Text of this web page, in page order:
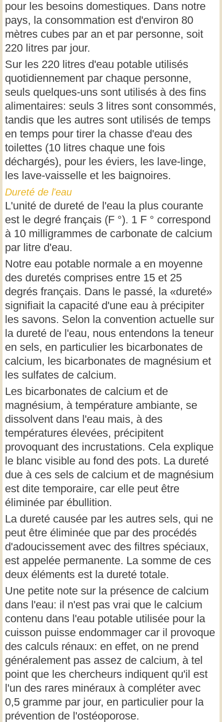
pour les besoins domestiques. Dans notre
pays, la consommation est d'environ 80
mètres cubes par an et par personne, soit
220 litres par jour.
Sur les 220 litres d'eau potable utilisés
quotidiennement par chaque personne,
seuls quelques-uns sont utilisés à des fins
alimentaires: seuls 3 litres sont consommés,
tandis que les autres sont utilisés de temps
en temps pour tirer la chasse d'eau des
toilettes (10 litres chaque une fois
déchargés), pour les éviers, les lave-linge,
les lave-vaisselle et les baignoires.
Dureté de l'eau
L'unité de dureté de l'eau la plus courante
est le degré français (F °). 1 F ° correspond
à 10 milligrammes de carbonate de calcium
par litre d'eau.
Notre eau potable normale a en moyenne
des duretés comprises entre 15 et 25
degrés français. Dans le passé, la «dureté»
signifiait la capacité d'une eau à précipiter
les savons. Selon la convention actuelle sur
la dureté de l'eau, nous entendons la teneur
en sels, en particulier les bicarbonates de
calcium, les bicarbonates de magnésium et
les sulfates de calcium.
Les bicarbonates de calcium et de
magnésium, à température ambiante, se
dissolvent dans l'eau mais, à des
températures élevées, précipitent
provoquant des incrustations. Cela explique
le blanc visible au fond des pots. La dureté
due à ces sels de calcium et de magnésium
est dite temporaire, car elle peut être
éliminée par ébullition.
La dureté causée par les autres sels, qui ne
peut être éliminée que par des procédés
d'adoucissement avec des filtres spéciaux,
est appelée permanente. La somme de ces
deux éléments est la dureté totale.
Une petite note sur la présence de calcium
dans l'eau: il n'est pas vrai que le calcium
contenu dans l'eau potable utilisée pour la
cuisson puisse endommager car il provoque
des calculs rénaux: en effet, on ne prend
généralement pas assez de calcium, à tel
point que les chercheurs indiquent qu'il est
l'un des rares minéraux à compléter avec
0,5 gramme par jour, en particulier pour la
prévention de l'ostéoporose.